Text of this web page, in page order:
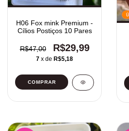
H06 Fox mink Premium -
Cílios Postiços 10 Pares
R$47,00 R$29,99
7 x de R$5,18